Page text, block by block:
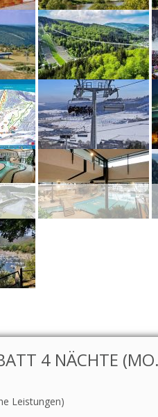
4 NÄCHTE (MO.-
Leistungen)